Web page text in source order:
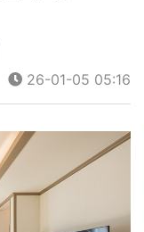
26-01-05 05:16